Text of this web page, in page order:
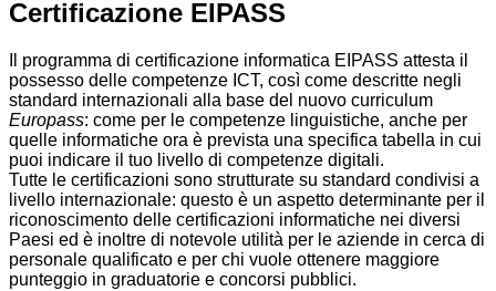
Certificazione EIPASS
Il programma di certificazione informatica EIPASS attesta il
possesso delle competenze ICT, così come descritte negli
standard internazionali alla base del nuovo curriculum
Europass: come per le competenze linguistiche, anche per
quelle informatiche ora è prevista una specifica tabella in cui
puoi indicare il tuo livello di competenze digitali.
Tutte le certificazioni sono strutturate su standard condivisi a
livello internazionale: questo è un aspetto determinante per il
riconoscimento delle certificazioni informatiche nei diversi
Paesi ed è inoltre di notevole utilità per le aziende in cerca di
personale qualificato e per chi vuole ottenere maggiore
punteggio in graduatorie e concorsi pubblici.